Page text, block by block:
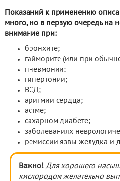
Показаний к применению
много, но в первую очередь на
внимание при:
бронхите;
гайморите (или при
пневмонии;
гипертонии;
ВСД;
аритмии сердца;
астме;
сахарном диабете;
заболеваниях
ремиссии язвы желудка и
Важно! Для хорошего
кислородом желательно